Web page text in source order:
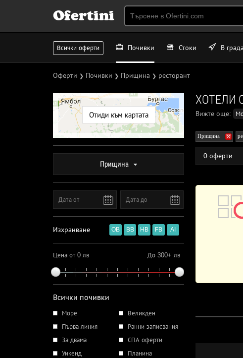
Ofertini
Всички оферти Почивки Стоки В града
Оферти ❯ Почивки ❯ Прищина ❯ ресторант
Отиди към картата
Прищина
Изхранване OB BB HB FB AI
Цена от 0 лв До 300+ лв
Всички почивки
Море
Великден
Първа линия
Ранни записвания
За двама
СПА оферти
Уикенд
Планина
ХОТЕЛИ
Вижте още:
Прищина
0 оферти